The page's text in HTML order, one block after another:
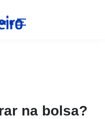
na bolsa?